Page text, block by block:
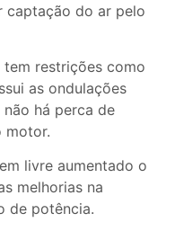
captação do ar pelo
restrições como
as ondulações
há perca de
motor.
livre aumentado o
melhorias na
de potência.